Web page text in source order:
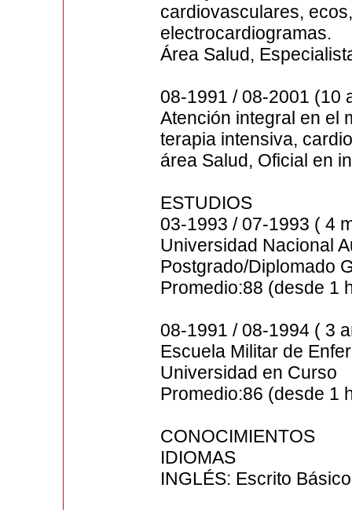
cardiovasculares,
electrocardiogramas.
Área Salud,
08-1991 / 08-2001 (10
Atención integral en el
terapia intensiva,
área Salud, Oficial en
ESTUDIOS
03-1993 / 07-1993 ( 4
Universidad Nacional
Postgrado/Diplomado
Promedio:88 (desde 1
08-1991 / 08-1994 ( 3
Escuela Militar de
Universidad en Curso
Promedio:86 (desde 1
CONOCIMIENTOS
IDIOMAS
INGLÉS: Escrito